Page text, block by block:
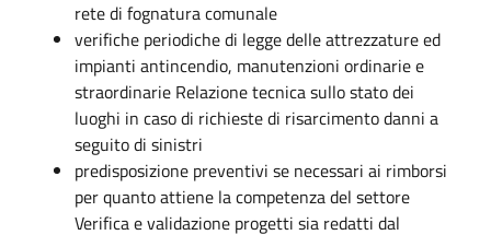
rete di fognatura comunale
verifiche periodiche di legge delle attrezzature ed
impianti antincendio, manutenzioni ordinarie e
straordinarie Relazione tecnica sullo stato dei
luoghi in caso di richieste di risarcimento danni a
seguito di sinistri
predisposizione preventivi se necessari ai rimborsi
per quanto attiene la competenza del settore
Verifica e validazione progetti sia redatti dal